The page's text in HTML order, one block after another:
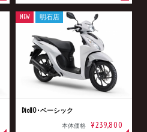
Dio110･ベーシック
本体価格 ¥239,800
NEW 明石店